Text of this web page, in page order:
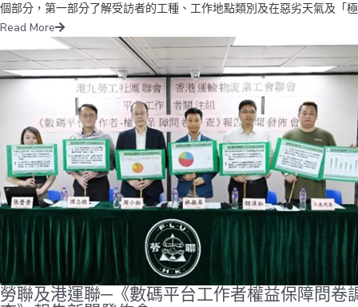
個部分，第一部分了解受訪者的工種、工作地點類別及在惡劣天氣及「
情況」下的工作安排，受訪工友的主要工種包括：交通運輸行業、建築
電行業、零售及社區服務行業及文職及個人服務行業、公務員及政府資
構，其中有23.4%受訪者於室內但通風不足的環境下工作，29.4%受訪者
戶外及空曠地方工作，47.2%受訪者於室內有空調設備的環境下工作。
查結果中了解工友是否知悉有《預防工作時中暑指引》及《惡劣天氣及
端情況」下工作守則》這兩項指引及工作守則，調查中有90.2%受訪者
勞工處制定了《預防工作時中暑指引》、《惡劣天氣及「極端情況」下
守則》，而對勞工處制定的《預防工作時中暑指引》的了解方面，在1至
中只有38.8%受訪者是3分以上的，而3分或以下的，分別有33.6%受訪
3分，17.8%受訪者是2分及9.8%受訪者是1分，1至3分的受訪者共
即表示普遍工友對《預防工作時中暑指引》的了解仍然不足的。 第二部
解受訪者在惡劣天氣及「極端情況」下，是否為指定人員需要返回工作
當值，以及在惡劣天氣及「極端情況」後上班的安排及安全保障，在調
果中有57.5%受訪者，在惡劣天氣及「極端情況」需要返回工作地點當
當中工種為：公共交通運輸業(包括職業司機及工作人員)、社區服務業(
維修、保安及清潔人員)、醫院、機場、護老院及飲食業等從業員。勞聯
Read More
勞聯及港運聯─《數碼平台工作者權益保障問卷